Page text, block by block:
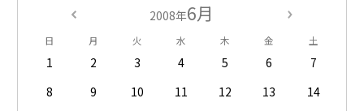
2008年6月
日 月 火 水 木 金 土
1 2 3 4 5 6
7
8
9 10 11 12 13
14